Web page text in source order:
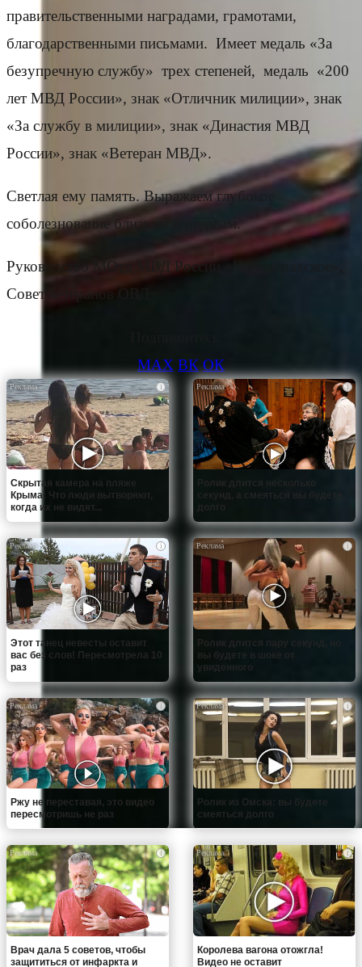
правительственными наградами, грамотами,
благодарственными письмами. Имеет медаль «За
безупречную службу» трех степеней, медаль «200
лет МВД России», знак «Отличник милиции», знак
«За службу в милиции», знак «Династия МВД
России», знак «Ветеран МВД».
Светлая ему память. Выражаем глубокое
соболезнование близким и родным.
Руководство МОтд МВД России «Кировградское»,
Совет ветеранов ОВД
MAX ВК ОК
i
Скрытая камера на пляже
Крыма: Что люди вытворяют,
когда их не видят...
i
Ролик длится несколько
секунд, а смеяться вы будете
долго
i
Этот танец невесты оставит
вас без слов! Пересмотрела 10
раз
i
Ролик длится пару секунд, но
вы будете в шоке от
увиденного
i
Ржу не переставая, это видео
пересмотришь не раз
i
Ролик из Омска: вы будете
смеяться долго
i
Врач дала 5 советов, чтобы
защититься от инфаркта и
i
Королева вагона отожгла!
Видео не оставит